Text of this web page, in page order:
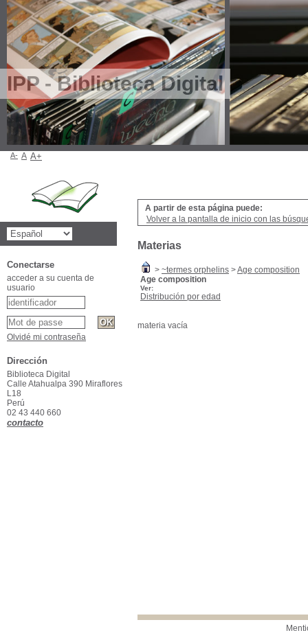
IPP - Biblioteca Digital
A partir de esta página puede:
Volver a la pantalla de inicio con las
Materias
> ~termes orphelins >Age composition
Age composition
Ver:
Distribución por edad
materia vacía
A- A A+
Conectarse
acceder a su cuenta de
usuario
Olvidé mi contraseña
Dirección
Biblioteca Digital
Calle Atahualpa 390 Miraflores
L18
Perú
02 43 440 660
contacto